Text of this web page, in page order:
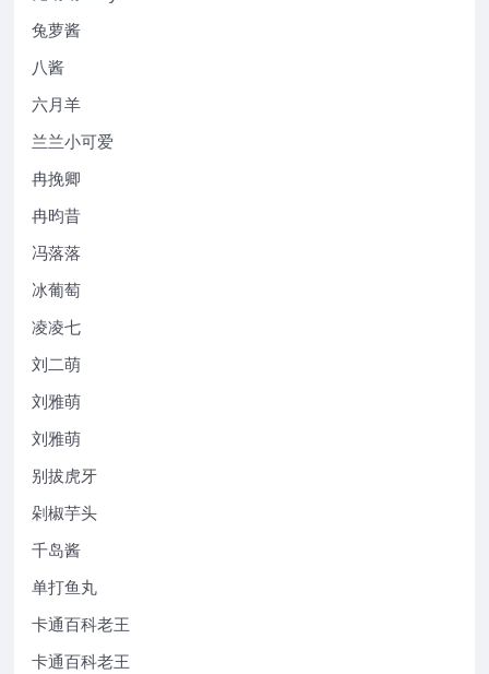
兔萝酱
八酱
六月羊
兰兰小可爱
冉挽卿
冉昀昔
冯落落
冰葡萄
凌凌七
刘二萌
刘雅萌
刘雅萌
别拔虎牙
剁椒芋头
千岛酱
单打鱼丸
卡通百科老王
卡通百科老王